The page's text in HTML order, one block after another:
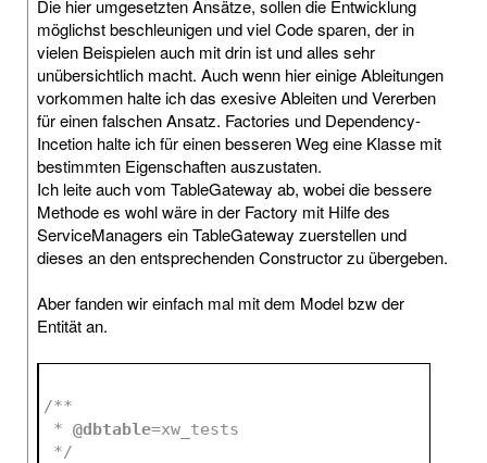
Die hier umgesetzten Ansätze, sollen die Entwicklung
möglichst beschleunigen und viel Code sparen, der in
vielen Beispielen auch mit drin ist und alles sehr
unübersichtlich macht. Auch wenn hier einige Ableitungen
vorkommen halte ich das exesive Ableiten und Vererben
für einen falschen Ansatz. Factories und Dependency-
Incetion halte ich für einen besseren Weg eine Klasse mit
bestimmten Eigenschaften auszustaten.
Ich leite auch vom TableGateway ab, wobei die bessere
Methode es wohl wäre in der Factory mit Hilfe des
ServiceManagers ein TableGateway zuerstellen und
dieses an den entsprechenden Constructor zu übergeben.
Aber fanden wir einfach mal mit dem Model bzw der
Entität an.
/**
* @dbtable=xw_tests
*/